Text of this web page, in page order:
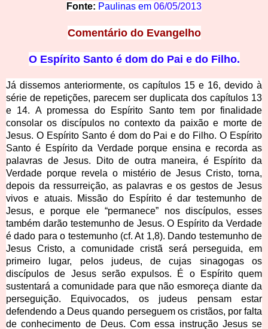
Fonte: Paulinas em 06/05/2013
Comentário do Evangelho
O Espírito Santo é dom do Pai e do Filho.
Já dissemos anteriormente, os capítulos 15 e 16, devido à
série de repetições, parecem ser duplicata dos capítulos 13
e 14. A promessa do Espírito Santo tem por finalidade
consolar os discípulos no contexto da paixão e morte de
Jesus. O Espírito Santo é dom do Pai e do Filho. O Espírito
Santo é Espírito da Verdade porque ensina e recorda as
palavras de Jesus. Dito de outra maneira, é Espírito da
Verdade porque revela o mistério de Jesus Cristo, torna,
depois da ressurreição, as palavras e os gestos de Jesus
vivos e atuais. Missão do Espírito é dar testemunho de
Jesus, e porque ele “permanece” nos discípulos, esses
também darão testemunho de Jesus. O Espírito da Verdade
é dado para o testemunho (cf. At 1,8). Dando testemunho de
Jesus Cristo, a comunidade cristã será perseguida, em
primeiro lugar, pelos judeus, de cujas sinagogas os
discípulos de Jesus serão expulsos. É o Espírito quem
sustentará a comunidade para que não esmoreça diante da
perseguição. Equivocados, os judeus pensam estar
defendendo a Deus quando perseguem os cristãos, por falta
de conhecimento de Deus. Com essa instrução Jesus se